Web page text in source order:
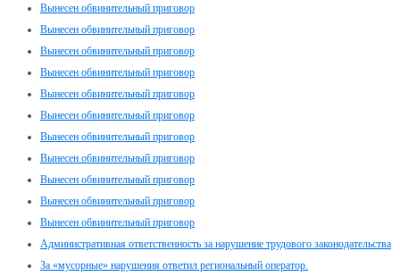
Вынесен обвинительный приговор
Вынесен обвинительный приговор
Вынесен обвинительный приговор
Вынесен обвинительный приговор
Вынесен обвинительный приговор
Вынесен обвинительный приговор
Вынесен обвинительный приговор
Вынесен обвинительный приговор
Вынесен обвинительный приговор
Вынесен обвинительный приговор
Вынесен обвинительный приговор
Административная ответственность за нарушение трудового законодательства
За «мусорные» нарушения ответил региональный оператор.